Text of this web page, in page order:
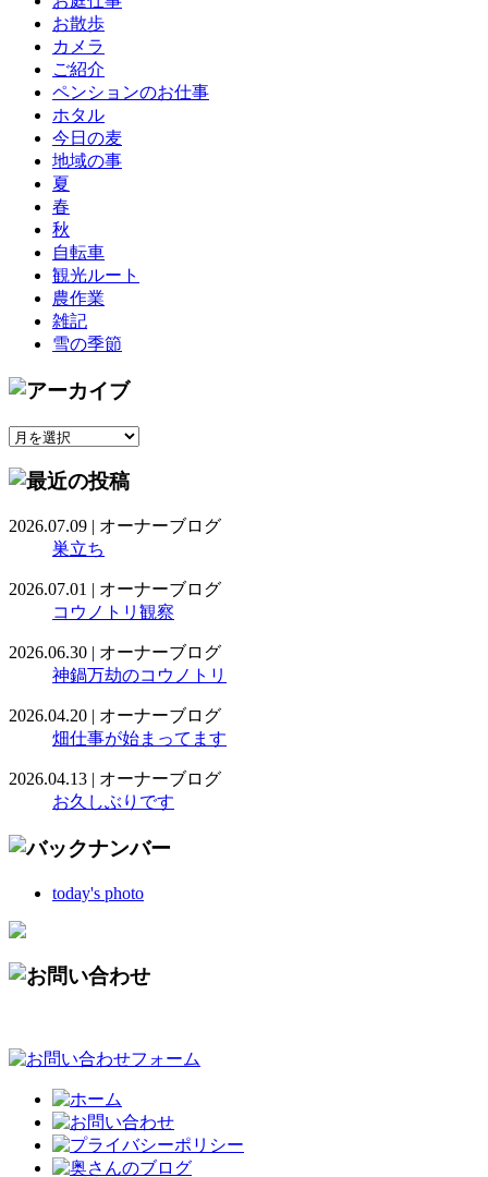
お散歩
カメラ
ご紹介
ペンションのお仕事
ホタル
今日の麦
地域の事
夏
春
秋
自転車
観光ルート
農作業
雑記
雪の季節
2026.07.09 | オーナーブログ
巣立ち
2026.07.01 | オーナーブログ
コウノトリ観察
2026.06.30 | オーナーブログ
神鍋万劫のコウノトリ
2026.04.20 | オーナーブログ
畑仕事が始まってます
2026.04.13 | オーナーブログ
お久しぶりです
today's photo